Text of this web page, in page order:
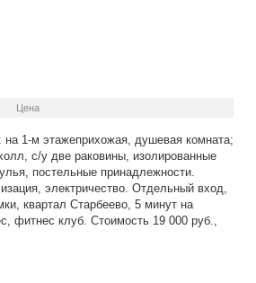
Цена
1-м этажеприхожая, душевая комната;
с/у две раковины, изолированные
постельные принадлежности.
электричество. Отдельный вход,
квартал Старбеево, 5 минут на
фитнес клуб. Стоимость 19 000 руб.,